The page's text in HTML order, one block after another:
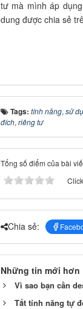
tư mà mình áp
dung được chia sẻ
Tags: tính năng, sử
đích, riêng tư
Tổng số điểm của bài
Chia sẻ:
Những tin mới hơn
Vì sao bạn cần
Tắt tính năng tự